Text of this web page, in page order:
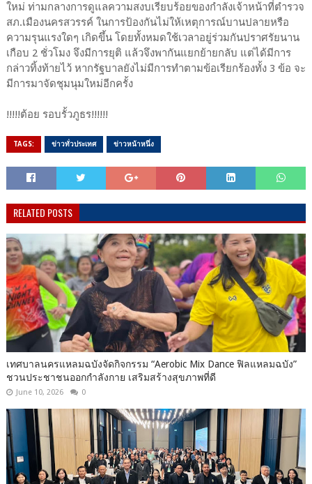
ใหม่ ท่ามกลางการดูแลความสงบเรียบร้อยของกำลังเจ้าหน้าที่ตำรวจ
สภ.เมืองนครสวรรค์ ในการป้องกันไม่ให้เหตุการณ์บานปลายหรือ
ความรุนแรงใดๆ เกิดขึ้น โดยทั้งหมดใช้เวลาอยู่ร่วมกันปราศรัยนาน
เกือบ 2 ชั่วโมง จึงมีการยุติ แล้วจึงพากันแยกย้ายกลับ แต่ได้มีการ
กล่าวทิ้งท้ายไว้ หากรัฐบาลยังไม่มีการทำตามข้อเรียกร้องทั้ง 3 ข้อ จะ
มีการมาจัดชุมนุมใหม่อีกครั้ง
!!!!!ต้อย รอบรั้วภูธร!!!!!!
TAGS: ข่าวทั่วประเทศ ข่าวหน้าหนึ่ง
RELATED POSTS
เทศบาลนครแหลมฉบังจัดกิจกรรม “Aerobic Mix Dance ฟิลแหลมฉบัง”
ชวนประชาชนออกกำลังกาย เสริมสร้างสุขภาพที่ดี
June 10, 2026 0